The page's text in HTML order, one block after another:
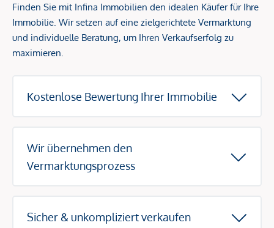
Finden Sie mit Infina Immobilien den idealen Käufer für Ihre
Immobilie. Wir setzen auf eine zielgerichtete Vermarktung
und individuelle Beratung, um Ihren Verkaufserfolg zu
maximieren.
Kostenlose Bewertung Ihrer Immobilie
Wir übernehmen den
Vermarktungsprozess
Sicher & unkompliziert verkaufen